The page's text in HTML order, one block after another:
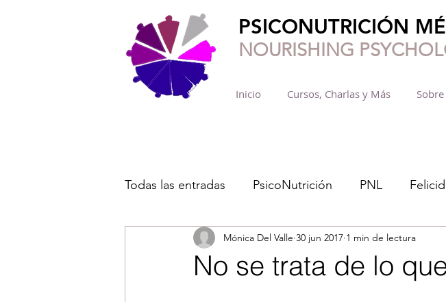
PSICONUTRICIÓN
NOURISHING
Inicio Cursos, Charlas y Más
Todas las entradas PsicoNutrición PNL
No se trata de lo
Mónica Del Valle 30 jun 2017 1 min de lectura